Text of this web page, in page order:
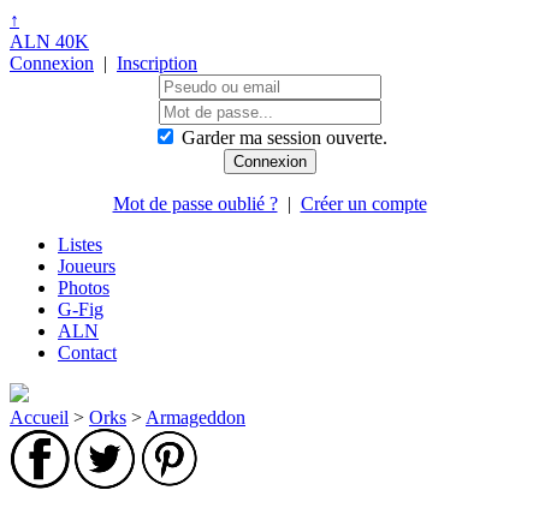
↑
ALN 40K
Connexion | Inscription
Garder ma session ouverte.
Mot de passe oublié ?| Créer un compte
Listes
Joueurs
Photos
G-Fig
ALN
Contact
Accueil > Orks > Armageddon